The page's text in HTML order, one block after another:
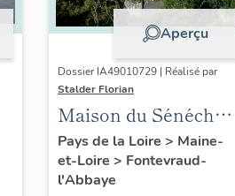
Aperçu
Dossier IA49010729 | Réalisé par
Stalder Florian
Maison du Sénéchal,
puis hôtel de la
Boule-d'Or, puis
école, puis maison, 6
Pays de la Loire > Maine-
et-Loire > Fontevraud-
l'Abbaye